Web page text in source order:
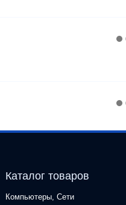
Каталог товаров
Компьютеры, Сети